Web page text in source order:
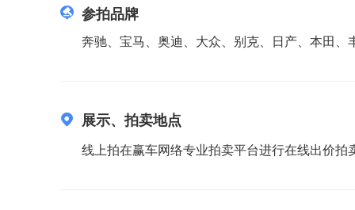
参拍品牌
奔驰、宝马、奥迪、大众、别克、日产、本田、
展示、拍卖地点
线上拍在赢车网络专业拍卖平台进行在线出价拍